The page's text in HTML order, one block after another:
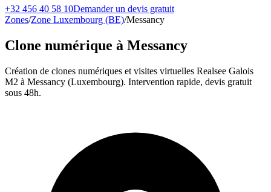
+32 456 40 58 10Demander un devis gratuit
Zones/Zone Luxembourg (BE)/Messancy
Clone numérique à Messancy
Création de clones numériques et visites virtuelles Realsee Galois
M2 à Messancy (Luxembourg). Intervention rapide, devis gratuit
sous 48h.